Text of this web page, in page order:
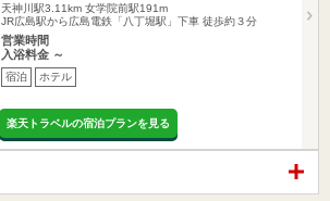
天神川駅3.11km 女学院前駅191m
JR広島駅から広島電鉄「八丁堀駅」下車 徒歩約３分
営業時間
入浴料金 ～
宿泊 ホテル
楽天トラベルの宿泊プランを見る